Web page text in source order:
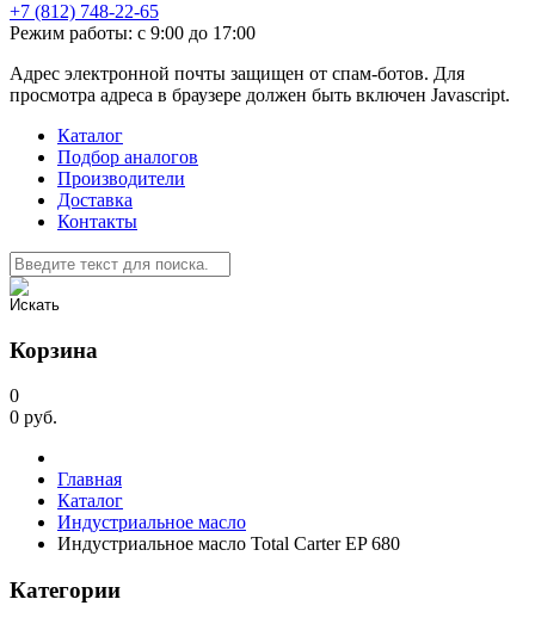
+7 (812) 748-22-65
Режим работы: с 9:00 до 17:00
Адрес электронной почты защищен от спам-ботов. Для
просмотра адреса в браузере должен быть включен Javascript.
Каталог
Подбор аналогов
Производители
Доставка
Контакты
Корзина
0
0 руб.
Главная
Каталог
Индустриальное масло
Индустриальное масло Total Carter EP 680
Категории